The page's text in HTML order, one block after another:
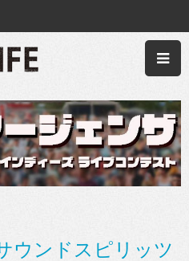
ウンドスピリッツ